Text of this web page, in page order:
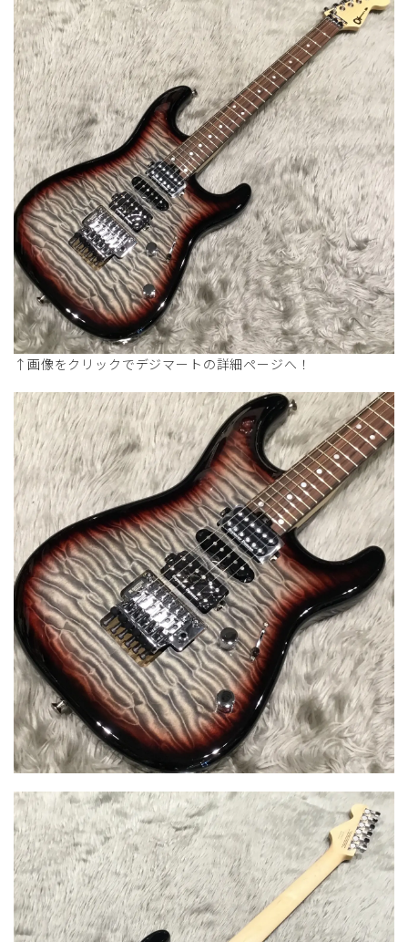
↑画像をクリックでデジマートの詳細ページへ！